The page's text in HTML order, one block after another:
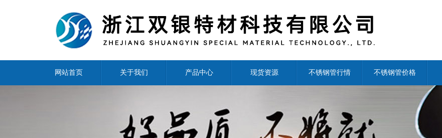
网站首页 关于我们 产品中心 现货资源 不锈钢管行情 不锈钢管价格